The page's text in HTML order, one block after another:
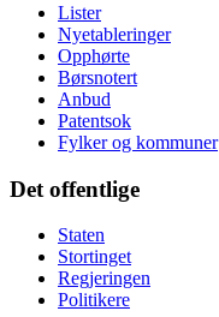
Lister
Nyetableringer
Opphørte
Børsnotert
Anbud
Patentsok
Fylker og kommuner
Det offentlige
Staten
Stortinget
Regjeringen
Politikere